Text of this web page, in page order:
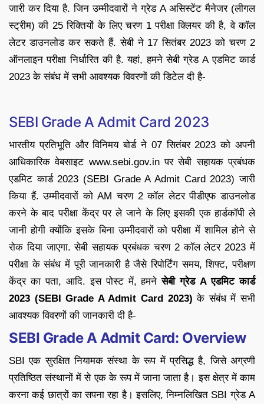
जारी कर दिया है. जिन उम्मीदवारों ने ग्रेड A असिस्टेंट मैनेजर (लीगल
स्ट्रीम) की 25 रिक्तियों के लिए चरण 1 परीक्षा क्लियर की है, वे कॉल
लेटर डाउनलोड कर सकते हैं. सेबी ने 17 सितंबर 2023 को चरण 2
ऑनलाइन परीक्षा निर्धारित की है. यहां, हमने सेबी ग्रेड A एडमिट कार्ड
2023 के संबंध में सभी आवश्यक विवरणों की डिटेल दी है-
SEBI Grade A Admit Card 2023
भारतीय प्रतिभूति और विनिमय बोर्ड ने 07 सितंबर 2023 को अपनी
आधिकारिक वेबसाइट www.sebi.gov.in पर सेबी सहायक प्रबंधक
एडमिट कार्ड 2023 (SEBI Grade A Admit Card 2023) जारी
किया हैं. उम्मीदवारों को AM चरण 2 कॉल लेटर पीडीएफ डाउनलोड
करने के बाद परीक्षा केंद्र पर ले जाने के लिए इसकी एक हार्डकॉपी ले
जानी होगी क्योंकि इसके बिना उम्मीदवारों को परीक्षा में शामिल होने से
रोक दिया जाएगा. सेबी सहायक प्रबंधक चरण 2 कॉल लेटर 2023 में
परीक्षा के संबंध में पूरी जानकारी है जैसे रिपोर्टिंग समय, शिफ्ट, परीक्षण
केंद्र का पता, आदि. इस पोस्ट में, हमनेसेबी ग्रेड A एडमिट कार्ड
2023 (SEBI Grade A Admit Card 2023) के संबंध में सभी
आवश्यक विवरणों की जानकारी दी है-
SEBI Grade A Admit Card: Overview
SBI एक सुरक्षित नियामक संस्था के रूप में प्रसिद्ध है, जिसे अग्रणी
प्रतिष्ठित संस्थानों में से एक के रूप में जाना जाता है। इस क्षेत्र में काम
करना कई छात्रों का सपना रहा है। इसलिए, निम्नलिखित SBI ग्रेड A